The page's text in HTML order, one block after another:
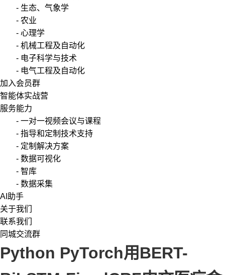
- 生态、气象学
- 农业
- 心理学
- 机械工程及自动化
- 电子科学与技术
- 电气工程及自动化
加入会员群
智能体实战营
服务能力
- 一对一视频会议与课程
- 指导和定制技术支持
- 定制解决方案
- 数据可视化
- 智库
- 数据采集
AI助手
关于我们
联系我们
同城交流群
Python PyTorch用BERT-